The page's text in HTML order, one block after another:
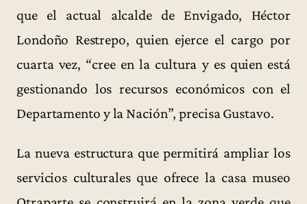
que el actual alcalde de Envigado, Héctor
Londoño Restrepo, quien ejerce el cargo por
cuarta vez, “cree en la cultura y es quien está
gestionando los recursos económicos con el
Departamento y la Nación”, precisa Gustavo.
La nueva estructura que permitirá ampliar los
servicios culturales que ofrece la casa museo